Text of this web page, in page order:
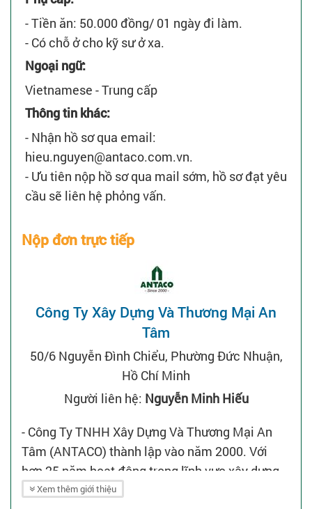
- Tiền ăn: 50.000 đồng/ 01 ngày đi làm.
- Có chỗ ở cho kỹ sư ở xa.
Ngoại ngữ:
Vietnamese - Trung cấp
Thông tin khác:
- Nhận hồ sơ qua email:
hieu.nguyen@antaco.com.vn.
- Ưu tiên nộp hồ sơ qua mail sớm, hồ sơ đạt yêu
cầu sẽ liên hệ phỏng vấn.
Nộp đơn trực tiếp
Công Ty Xây Dựng Và Thương Mại An
Tâm
50/6 Nguyễn Đình Chiểu, Phường Đức Nhuận,
Hồ Chí Minh
Người liên hệ: Nguyễn Minh Hiếu
- Công Ty TNHH Xây Dựng Và Thương Mại An
Tâm (ANTACO) thành lập vào năm 2000. Với
hơn 25 năm hoạt động trong lĩnh vực xây dựng.
- Thông tin liên hệ qua email:
Xem thêm giới thiệu